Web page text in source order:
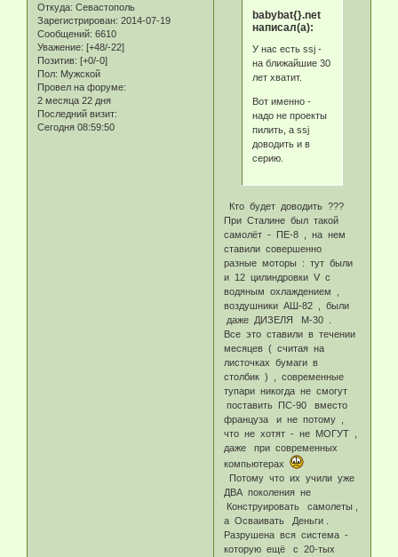
Откуда: Севастополь
Зарегистрирован: 2014-07-19
Сообщений: 6610
Уважение: [+48/-22]
Позитив: [+0/-0]
Пол: Мужской
Провел на форуме:
2 месяца 22 дня
Последний визит:
Сегодня 08:59:50
babybat{}.net
написал(а):
У нас есть ssj -
на ближайшие 30
лет хватит.
Вот именно -
надо не проекты
пилить, а ssj
доводить и в
серию.
Кто будет доводить ???
При Сталине был такой
самолёт - ПЕ-8 , на нем
ставили совершенно
разные моторы : тут были
и 12 цилиндровки V с
водяным охлаждением ,
воздушники АШ-82 , были
даже ДИЗЕЛЯ М-30 .
Все это ставили в течении
месяцев ( считая на
листочках бумаги в
столбик ) , современные
тупари никогда не смогут
поставить ПС-90 вместо
француза и не потому ,
что не хотят - не МОГУТ ,
даже при современных
компьютерах
Потому что их учили уже
ДВА поколения не
Конструировать самолеты ,
а Осваивать Деньги .
Разрушена вся система -
которую ещё с 20-тых